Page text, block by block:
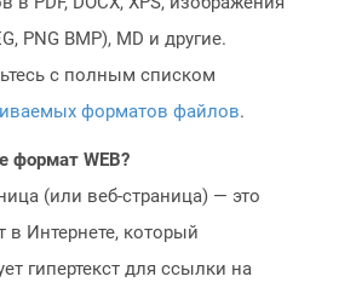
PNG BMP), MD и другие.
с полным списком
форматов файлов.
формат WEB?
(или веб-страница) — это
в Интернете, который
гипертекст для ссылки на